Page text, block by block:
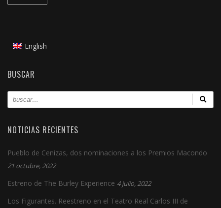
English
BUSCAR
NOTICIAS RECIENTES
Pueblo de Cenizas, dos nominaciones a los Premios Macondo
21 octubre, 2022
Estreno de The Burley Experience 4 julio, 2022
Los Figurantes. Reestreno en el Teatro Real Carlos III de